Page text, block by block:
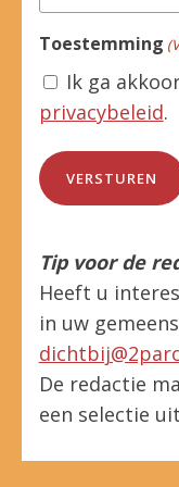
Toestemming
Ik ga
privacybeleid.
Tip voor de
Heeft u
in uw
De redactie
een selectie